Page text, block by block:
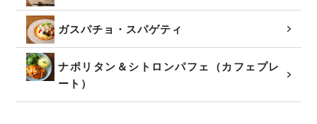
ガスパチョ・スパゲティ
ナポリタン＆シトロンパフェ（カフェプレ
ート）